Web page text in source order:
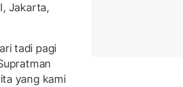
Jakarta,
tadi pagi
yang kami